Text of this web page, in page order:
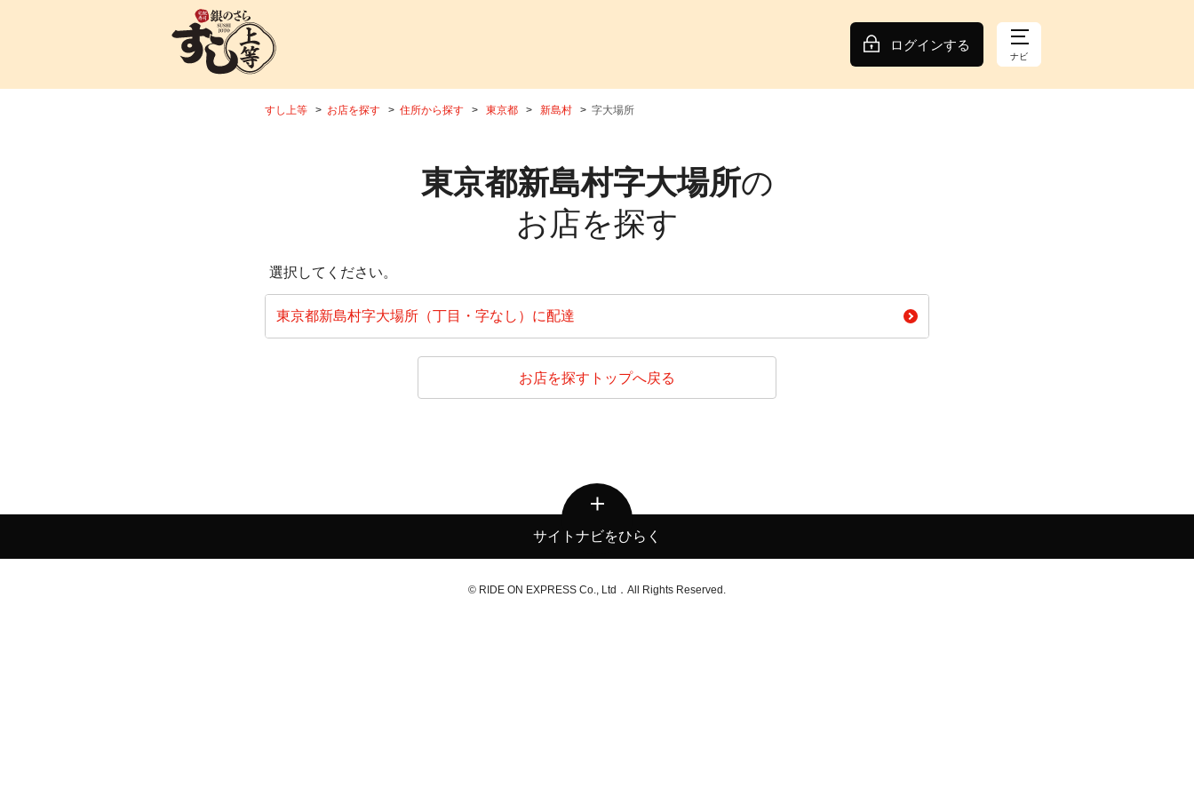
ログインする
ナビ
すし上等 お店を探す 住所から探す 東京都 新島村 字大場所
東京都新島村字大場所の
お店を探す
選択してください。
東京都新島村字大場所（丁目・字なし）に配達
お店を探すトップへ戻る
サイトナビをひらく
© RIDE ON EXPRESS Co., Ltd．All Rights Reserved.